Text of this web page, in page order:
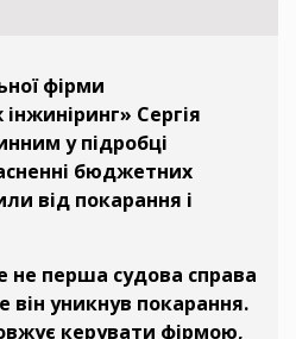
фірми
Сергія
у підробці
бюджетних
від покарання і
не перша судова справа
він уникнув покарання.
керувати фірмою,